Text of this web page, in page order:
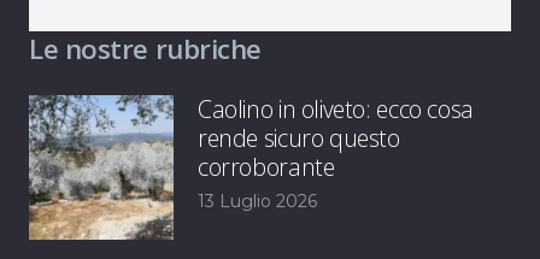
Le nostre rubriche
Caolino in oliveto: ecco cosa
rende sicuro questo
corroborante
13 Luglio 2026